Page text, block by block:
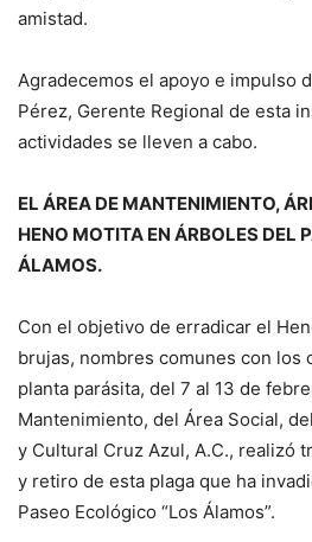
amistad.
Agradecemos el apoyo e impulso
Pérez, Gerente Regional de esta
actividades se lleven a cabo.
EL ÁREA DE MANTENIMIENTO,
HENO MOTITA EN ÁRBOLES DEL
ÁLAMOS.
Con el objetivo de erradicar el
brujas, nombres comunes con los
planta parásita, del 7 al 13 de
Mantenimiento, del Área Social,
y Cultural Cruz Azul, A.C., realizó
y retiro de esta plaga que ha
Paseo Ecológico “Los Álamos”.